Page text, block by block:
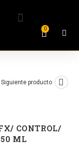
0
Siguiente producto
CONTROL/
ML